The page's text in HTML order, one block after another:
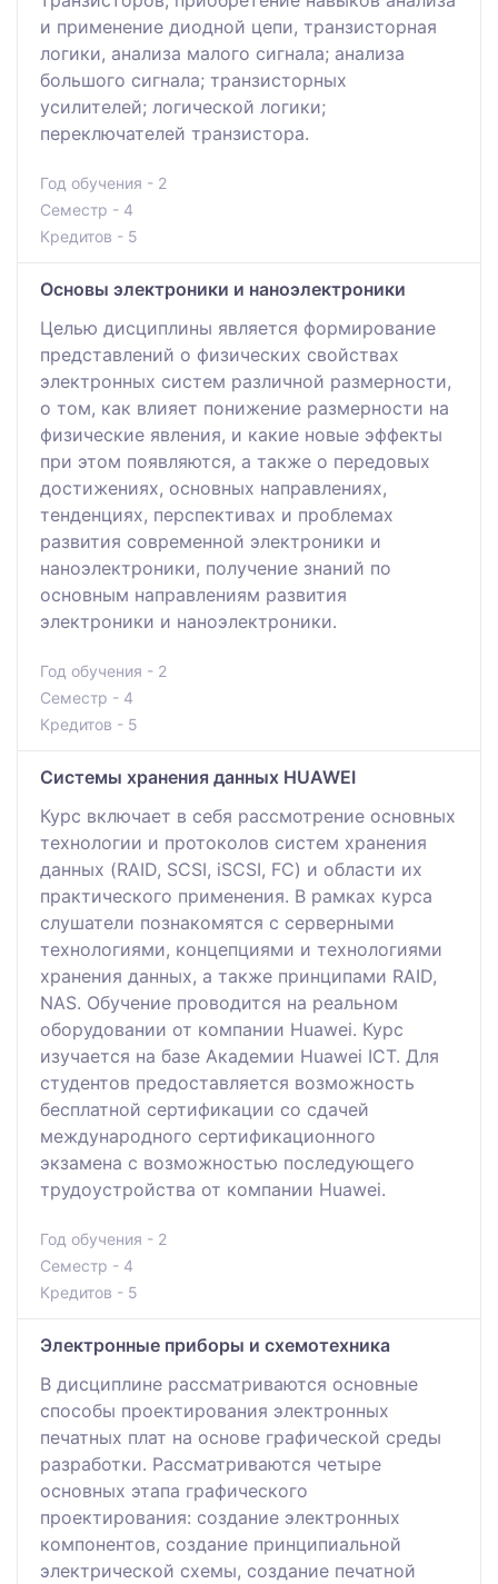
и применение диодной цепи, транзисторная
логики, анализа малого сигнала; анализа
большого сигнала; транзисторных
усилителей; логической логики;
переключателей транзистора.
Год обучения - 2
Семестр - 4
Кредитов - 5
Основы электроники и наноэлектроники
Целью дисциплины является формирование
представлений о физических свойствах
электронных систем различной размерности,
о том, как влияет понижение размерности на
физические явления, и какие новые эффекты
при этом появляются, а также о передовых
достижениях, основных направлениях,
тенденциях, перспективах и проблемах
развития современной электроники и
наноэлектроники, получение знаний по
основным направлениям развития
электроники и наноэлектроники.
Год обучения - 2
Семестр - 4
Кредитов - 5
Системы хранения данных HUAWEI
Курс включает в себя рассмотрение основных
технологии и протоколов систем хранения
данных (RAID, SCSI, iSCSI, FC) и области их
практического применения. В рамках курса
слушатели познакомятся с серверными
технологиями, концепциями и технологиями
хранения данных, а также принципами RAID,
NAS. Обучение проводится на реальном
оборудовании от компании Huawei. Курс
изучается на базе Академии Huawei ICT. Для
студентов предоставляется возможность
бесплатной сертификации со сдачей
международного сертификационного
экзамена с возможностью последующего
трудоустройства от компании Huawei.
Год обучения - 2
Семестр - 4
Кредитов - 5
Электронные приборы и схемотехника
В дисциплине рассматриваются основные
способы проектирования электронных
печатных плат на основе графической среды
разработки. Рассматриваются четыре
основных этапа графического
проектирования: создание электронных
компонентов, создание принципиальной
электрической схемы, создание печатной